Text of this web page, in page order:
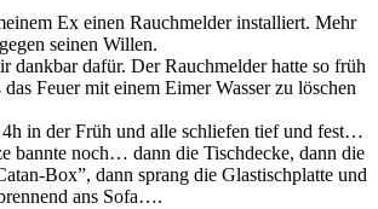
Ex einen Rauchmelder installiert. Mehr
seinen Willen.
dankbar dafür. Der Rauchmelder hatte so früh
das Feuer mit einem Eimer Wasser zu löschen
4h in der Früh und alle schliefen tief und fest…
bannte noch… dann die Tischdecke, dann die
Box”, dann sprang die Glastischplatte und
ans Sofa….